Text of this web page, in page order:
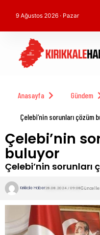
9 Ağustos 2026 · Pazar
Anasayfa Gündem
Çelebi’nin sorunları çözüm
Çelebi’nin
buluyor
Çelebi’nin sorunları
Kırıkkale Haber28.08.2024 / 09:08